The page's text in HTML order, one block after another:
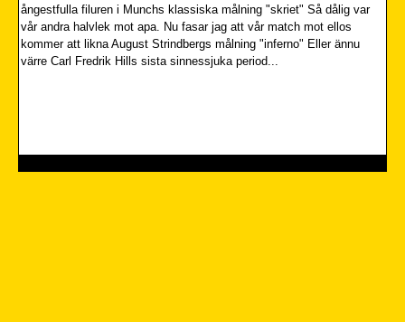
ångestfulla filuren i Munchs klassiska målning "skriet" Så dålig var
vår andra halvlek mot apa. Nu fasar jag att vår match mot ellos
kommer att likna August Strindbergs målning "inferno" Eller ännu
värre Carl Fredrik Hills sista sinnessjuka period...